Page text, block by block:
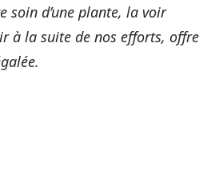
soin d’une plante, la voir
à la suite de nos efforts, offre